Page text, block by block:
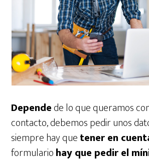
Dependede lo que queramos
contacto, debemos pedir unos
siempre hay quetener en
formulariohay que pedir el